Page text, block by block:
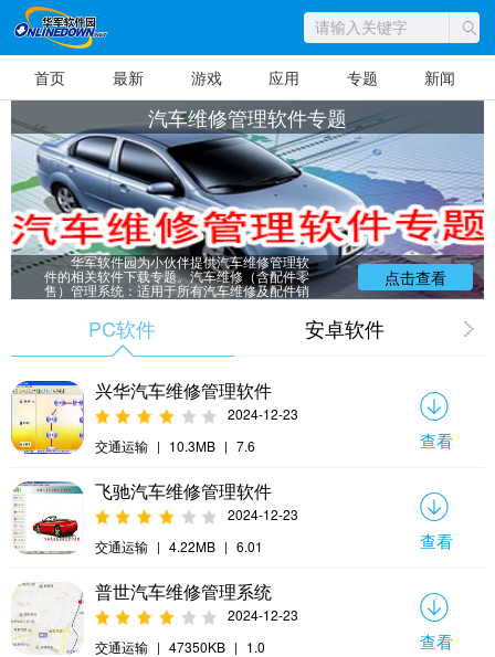
首页 最新 游戏 应用 专题 新闻
汽车维修管理软件专题
华军软件园为小伙伴提供汽车维修管理软
件的相关软件下载专题。汽车维修（含配件零
售）管理系统：适用于所有汽车维修及配件销
售门市、公司，从车辆进厂的接待、派工领料
到 车辆的维修、结算出厂，以及对维修车辆的
报表统计，此软件提供了完整的管理解决方
案，同时软件对仓库功能延伸增加了仓库的配
件零售功能。软件界面简洁，操作简单。
点击查看
PC软件 安卓软件
兴华汽车维修管理软件
2024-12-23
交通运输 | 10.3MB | 7.6 查看
飞驰汽车维修管理软件
2024-12-23
交通运输 | 4.22MB | 6.01 查看
普世汽车维修管理系统
2024-12-23
交通运输 | 47350KB | 1.0 查看